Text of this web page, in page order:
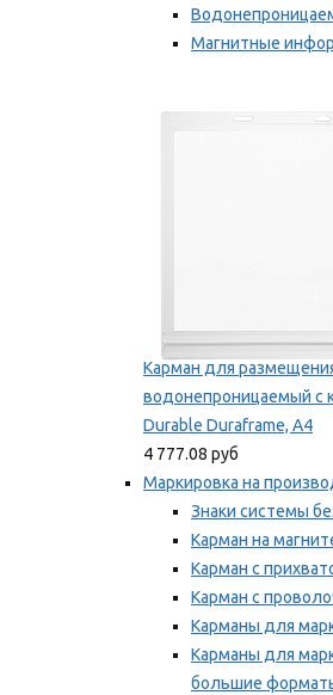
Магнитные
Самоклеящиеся
Карман для
водонепроницаемый с
Durable Duraframe, А4
4 777.08 руб
Маркировка на
Знаки системы
Карман на
Карман с
Карман с
Карманы для
Карманы для
большие